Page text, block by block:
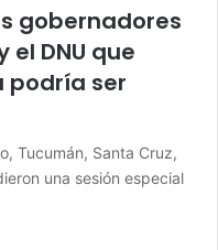
gobernadores
DNU que
podría ser
Tucumán, Santa Cruz,
una sesión especial